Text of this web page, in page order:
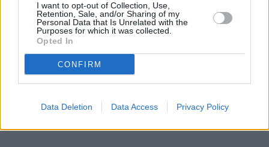
I want to opt-out of Collection, Use,
Retention, Sale, and/or Sharing of my
Personal Data that Is Unrelated with the
Purposes for which it was collected.
Opted In
CONFIRM
Data Deletion Data Access Privacy Policy
O webu parabola.cz•O souborech cookies•
Dovolená u moře•Bazény